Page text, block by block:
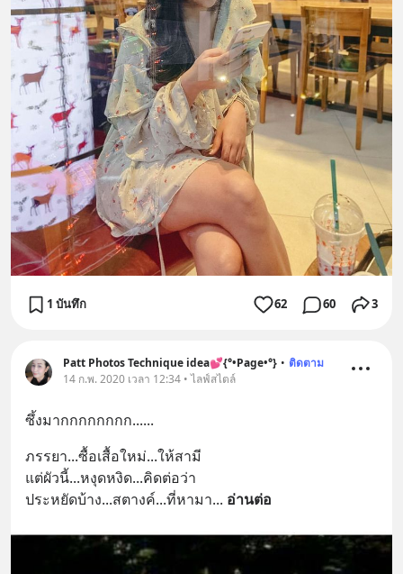
1 บันทึก 62 60 3
Patt Photos Technique idea💕{°•Page•°} • ติดตาม
14 ก.พ. 2020 เวลา 12:34 • ไลฟ์สไตล์
ซึ้งมากกกกกกกก......
ภรรยา...ซื้อเสื้อใหม่...ให้สามี
แต่ผัวนี้...หงุดหงิด...คิดต่อว่า
ประหยัดบ้าง...สตางค์...ที่หามา... อ่านต่อ